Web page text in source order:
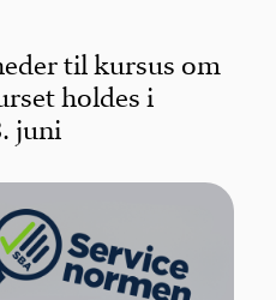
til kursus om
holdes i
juni